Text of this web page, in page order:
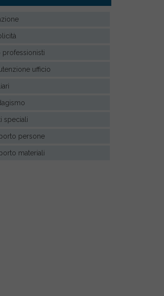
professionisti
ufficio
speciali
persone
materiali